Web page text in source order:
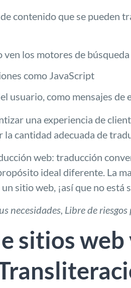
contenido que se pueden
los motores de
como JavaScript
usuario, como mensajes
una experiencia de
cantidad adecuada de
web: traducción
ideal diferente. La
sitio web, ¡así que no está
necesidades, Libre de riesgos
sitios web